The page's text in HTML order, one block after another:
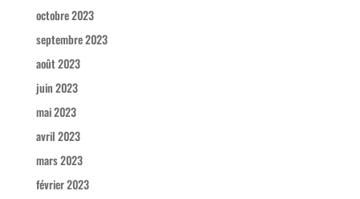
octobre 2023
septembre 2023
août 2023
juin 2023
mai 2023
avril 2023
mars 2023
février 2023